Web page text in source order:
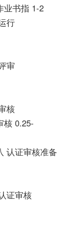
业书指 1-2
行
审
核
核 0.25-
认证审核准备
证审核